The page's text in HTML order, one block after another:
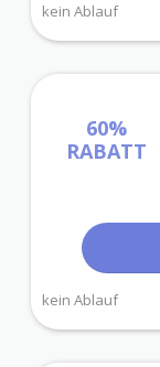
kein Ablauf
60%
RABATT
kein Ablauf